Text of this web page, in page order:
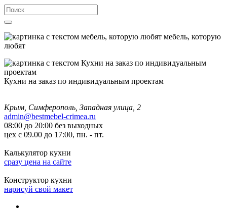
мебель, которую
любят
Кухни на заказ по индивидуальным проектам
Крым, Симферополь, Западная улица, 2
admin@bestmebel-crimea.ru
08:00 до 20:00 без выходных
цех с 09.00 до 17:00, пн. - пт.
Калькулятор кухни
сразу цена на сайте
Конструктор кухни
нарисуй свой макет